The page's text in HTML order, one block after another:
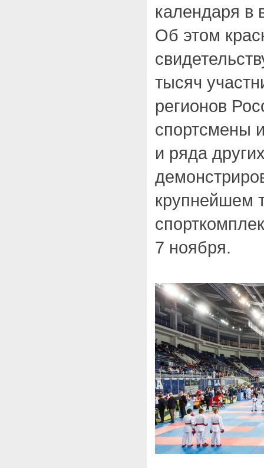
календаря в
Об этом
тысяч
регионов
спортсмены
и ряда
крупнейшем
7 ноября.